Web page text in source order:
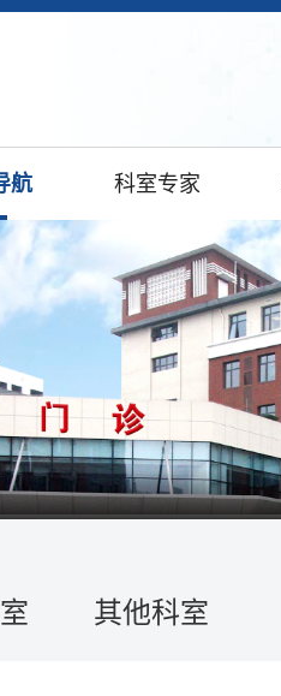
航 科室专家
其他科室